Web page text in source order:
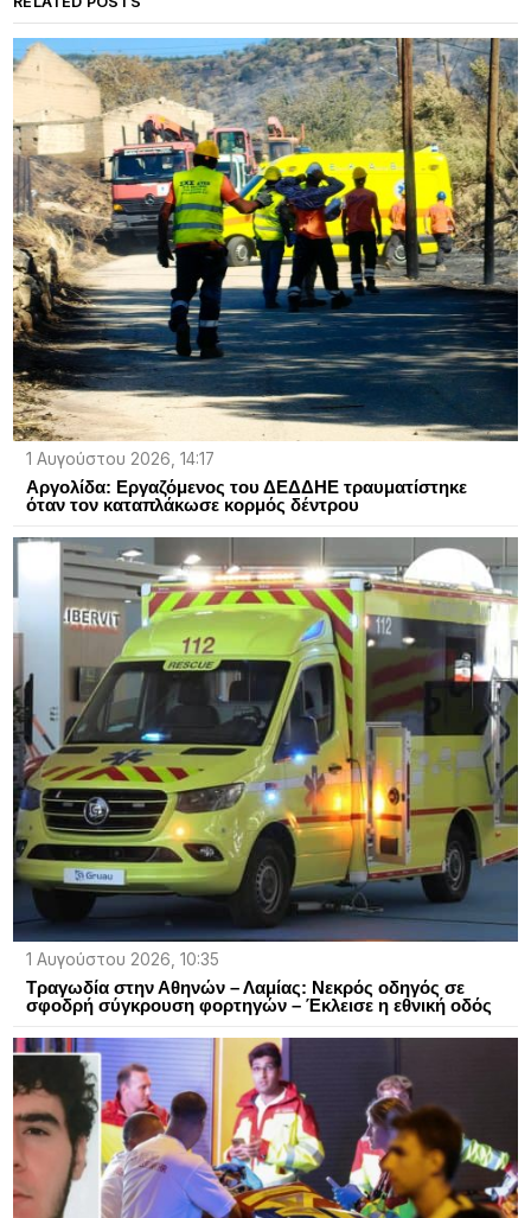
1 Αυγούστου 2026, 14:17
Αργολίδα: Εργαζόμενος του ΔΕΔΔΗΕ τραυματίστηκε
όταν τον καταπλάκωσε κορμός δέντρου
1 Αυγούστου 2026, 10:35
Τραγωδία στην Αθηνών – Λαμίας: Νεκρός οδηγός σε
σφοδρή σύγκρουση φορτηγών – Έκλεισε η εθνική οδός